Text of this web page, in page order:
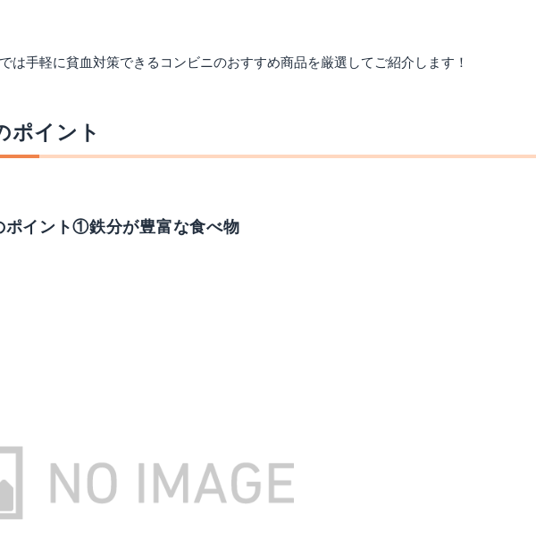
は手軽に貧血対策できるコンビニのおすすめ商品を厳選してご紹介します！
ポイント
ポイント①鉄分が豊富な食べ物